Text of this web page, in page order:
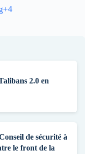
2.0 en
de sécurité à
le front de la